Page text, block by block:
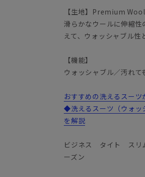
【生地】Premium
滑らかなウールに伸縮性
えて、ウォッシャブル
【機能】
ウォッシャブル／汚れて
おすすめの洗えるスーツ
◆洗えるスーツ（ウォッ
を解説
ビジネス タイト スリ
ーズン